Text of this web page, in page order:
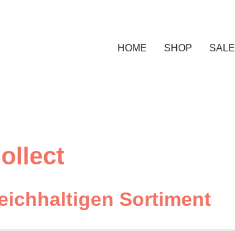
HOME SHOP SALE
Sortiment